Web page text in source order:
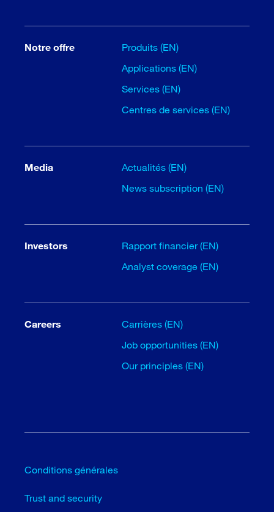
Notre offre
Produits (EN)
Applications (EN)
Services (EN)
Centres de services (EN)
Media
Actualités (EN)
News subscription (EN)
Investors
Rapport financier (EN)
Analyst coverage (EN)
Careers
Carrières (EN)
Job opportunities (EN)
Our principles (EN)
Conditions générales
Trust and security